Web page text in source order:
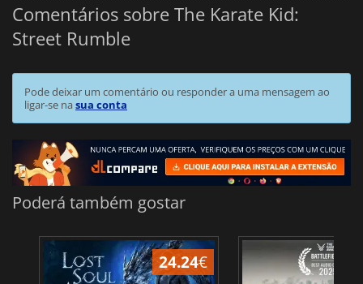
Comentários sobre The Karate Kid:
Street Rumble
Pode deixar um comentário ou responder a uma mensagem ao
ligar-se nasua conta
Poderá também gostar
24.24€